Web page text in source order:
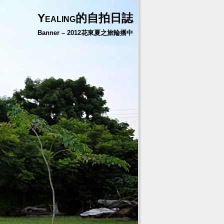
Yealing的自拍日誌
Banner – 2012花東夏之旅輪播中